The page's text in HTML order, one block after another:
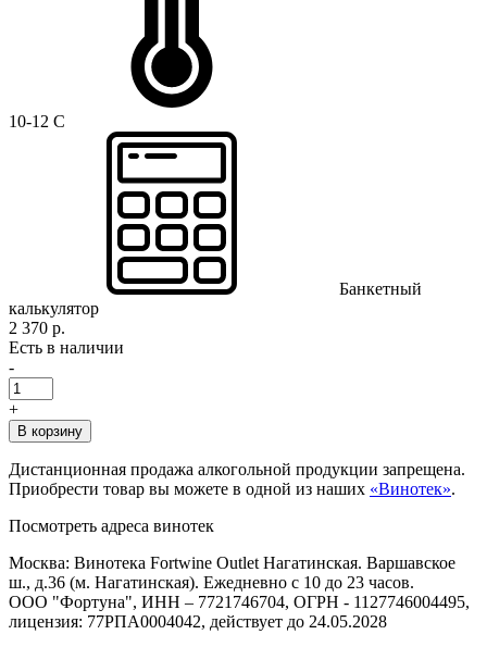
10-12 C
Банкетный
калькулятор
2 370 р.
Есть в наличии
-
+
В корзину
Дистанционная продажа алкогольной продукции запрещена.
Приобрести товар вы можете в одной из наших «Винотек».
Посмотреть адреса винотек
Москва: Винотека Fortwine Outlet Нагатинская. Варшавское
ш., д.36 (м. Нагатинская). Ежедневно с 10 до 23 часов.
ООО "Фортуна", ИНН – 7721746704, ОГРН - 1127746004495,
лицензия: 77РПА0004042, действует до 24.05.2028